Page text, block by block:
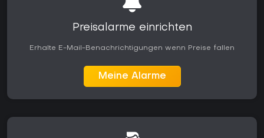
Preisalarme einrichten
Erhalte E-Mail-Benachrichtigungen wenn Preise fallen
Meine Alarme